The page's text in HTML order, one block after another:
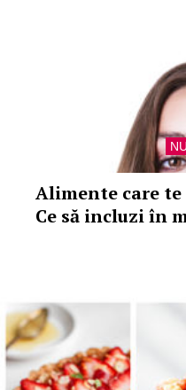
Alimente care
Ce să incluzi în